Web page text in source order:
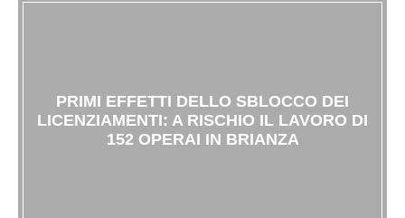
PRIMI EFFETTI DELLO SBLOCCO DEI
LICENZIAMENTI: A RISCHIO IL LAVORO DI
152 OPERAI IN BRIANZA